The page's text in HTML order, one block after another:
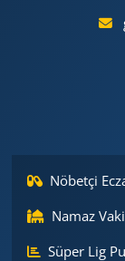
Nöbetçi
Namaz
Süper Lig